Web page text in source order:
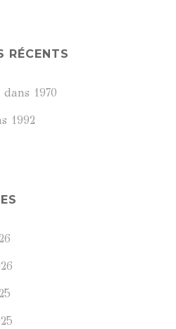
RÉCENTS
dans 1970
1992